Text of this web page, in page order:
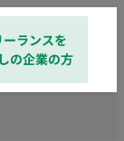
ーランスを
の企業の方